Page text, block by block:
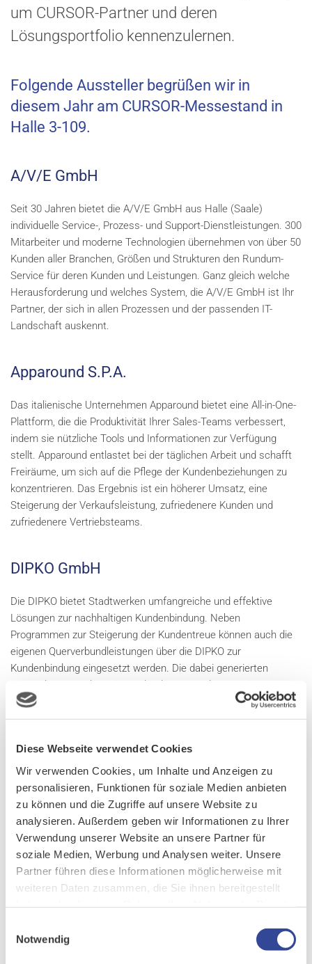
Diese Webseite verwendet Cookies
Wir verwenden Cookies, um Inhalte und Anzeigen zu
personalisieren, Funktionen für soziale Medien anbieten
zu können und die Zugriffe auf unsere Website zu
analysieren. Außerdem geben wir Informationen zu Ihrer
Verwendung unserer Website an unsere Partner für
soziale Medien, Werbung und Analysen weiter. Unsere
Partner führen diese Informationen möglicherweise mit
weiteren Daten zusammen, die Sie ihnen bereitgestellt
Notwendig
um CURSOR-Partner und deren
Lösungsportfolio kennenzulernen.
Folgende Aussteller begrüßen wir in
diesem Jahr am CURSOR-Messestand in
Halle 3-109.
A/V/E GmbH
Seit 30 Jahren bietet die A/V/E GmbH aus Halle (Saale)
individuelle Service-, Prozess- und Support-Dienstleistungen. 300
Mitarbeiter und moderne Technologien übernehmen von über 50
Kunden aller Branchen, Größen und Strukturen den Rundum-
Service für deren Kunden und Leistungen. Ganz gleich welche
Herausforderung und welches System, die A/V/E GmbH ist Ihr
Partner, der sich in allen Prozessen und der passenden IT-
Landschaft auskennt.
Apparound S.P.A.
Das italienische Unternehmen Apparound bietet eine All-in-One-
Plattform, die die Produktivität Ihrer Sales-Teams verbessert,
indem sie nützliche Tools und Informationen zur Verfügung
stellt. Apparound entlastet bei der täglichen Arbeit und schafft
Freiräume, um sich auf die Pflege der Kundenbeziehungen zu
konzentrieren. Das Ergebnis ist ein höherer Umsatz, eine
Steigerung der Verkaufsleistung, zufriedenere Kunden und
zufriedenere Vertriebsteams.
DIPKO GmbH
Die DIPKO bietet Stadtwerken umfangreiche und effektive
Lösungen zur nachhaltigen Kundenbindung. Neben
Programmen zur Steigerung der Kundentreue können auch die
eigenen Querverbundleistungen über die DIPKO zur
Kundenbindung eingesetzt werden. Die dabei generierten
Nutzerdaten werden mit Kundendaten aus der Energiesparte
verknüpft und ermöglichen eine gezielte Ansprache und
Kommunikation mit den Kunden.
Energieforen Leipzig GmbH
Die Energieforen sind Deutschlands größtes unabhängiges
Branchennetzwerk für Unternehmen aus der Energie- und
Versorgungswirtschaft. Am Messestand erhalten Sie u. a.
interessante Einblicke in das gemeinsam entwickelte Modul zur
Kundenwertanalyse und Kündigungsprävention. Relevante
Kennzahlen (wie z. B. Wechselwahrscheinlichkeiten) lassen sich
Ifs Italia S.R.L